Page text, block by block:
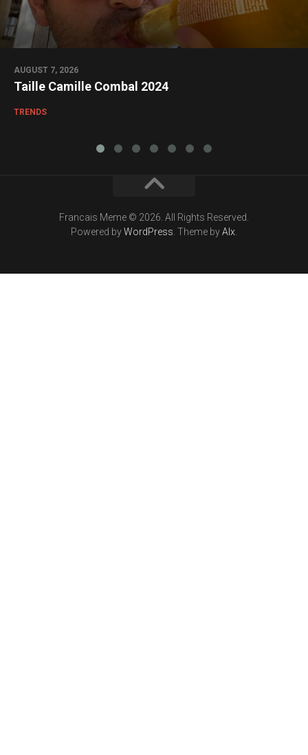
AUGUST 7, 2026
Taille Camille Combal 2024
TRENDS
Francais Meme © 2026. All Rights Reserved.
Powered byWordPress . Theme byAlx